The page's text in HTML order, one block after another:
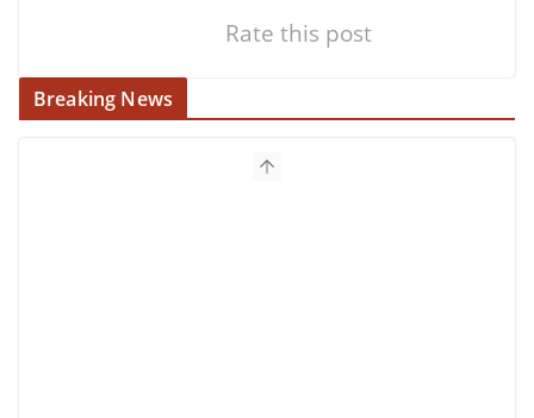
Rate this post
Breaking News